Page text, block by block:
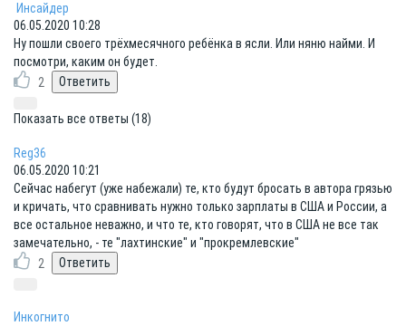
Инсайдер
06.05.2020 10:28
Ну пошли своего трёхмесячного ребёнка в ясли. Или няню найми. И
посмотри, каким он будет.
2
Показать все ответы (18)
Reg36
06.05.2020 10:21
Сейчас набегут (уже набежали) те, кто будут бросать в автора грязью
и кричать, что сравнивать нужно только зарплаты в США и России, а
все остальное неважно, и что те, кто говорят, что в США не все так
замечательно, - те "лахтинские" и "прокремлевские"
2
Инкогнито